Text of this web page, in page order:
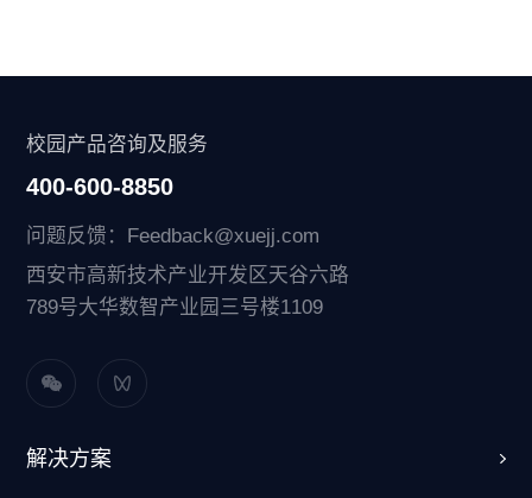
校园产品咨询及服务
400-600-8850
问题反馈：Feedback@xuejj.com
西安市高新技术产业开发区天谷六路
789号大华数智产业园三号楼1109
解决方案